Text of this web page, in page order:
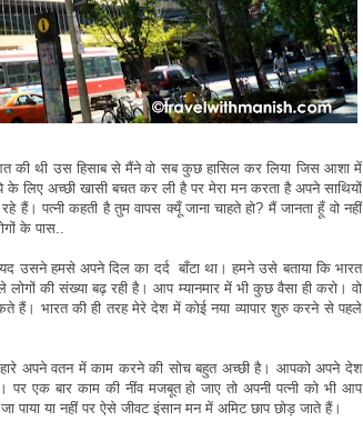
थी उस हिसाब से मैंने वो सब कुछ हासिल कर लिया जिस आशा में
लिए अच्छी खासी बचत कर ली है पर मेरा मन करता है अपने साथियों
पत्नी कहती है तुम वापस क्यूँ जाना चाहते हो? मैं जानता हूँ वो नहीं
के पास..
उसने हमसे अपने दिल का दर्द बाँटा था। हमने उसे बताया कि भारत
की संख्या बढ़ रही है। आप म्यानमार में भी कुछ वैसा ही करो। वो
हैं। भारत की ही तरह मेरे देश में कोई नया व्यापार शुरु करने से पहले
अपने वतन में काम करने की सोच बहुत अच्छी है। आपको अपने देश
एक बार काम की नींव मजबूत हो जाए तो अपनी पत्नी को भी आप
या नहीं पर ऐसे जीवट इंसान मन में अमिट छाप छोड़ जाते हैं।